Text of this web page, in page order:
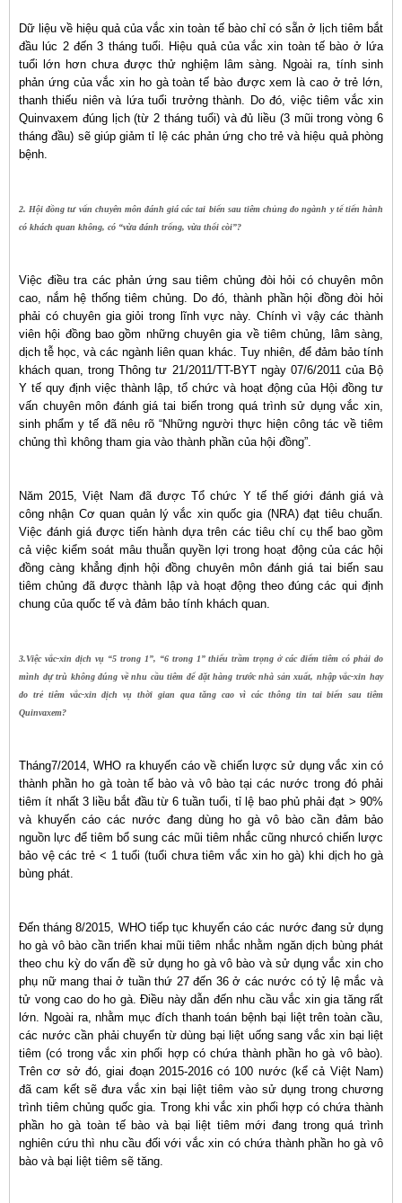
Dữ liệu về hiệu quả của vắc xin toàn tế bào chỉ có sẵn ở lịch tiêm bắt
đầu lúc 2 đến 3 tháng tuổi. Hiệu quả của vắc xin toàn tế bào ở lứa
tuổi lớn hơn chưa được thử nghiệm lâm sàng. Ngoài ra, tính sinh
phản ứng của vắc xin ho gà toàn tế bào được xem là cao ở trẻ lớn,
thanh thiếu niên và lứa tuổi trưởng thành. Do đó, việc tiêm vắc xin
Quinvaxem đúng lịch (từ 2 tháng tuổi) và đủ liều (3 mũi trong vòng 6
tháng đầu) sẽ giúp giảm tỉ lệ các phản ứng cho trẻ và hiệu quả phòng
bệnh.
2. Hội đồng tư vấn chuyên môn đánh giá các tai biến sau tiêm chủng do ngành y tế tiến hành
có khách quan không, có “vừa đánh trống, vừa thổi còi”?
Việc điều tra các phản ứng sau tiêm chủng đòi hỏi có chuyên môn
cao, nắm hệ thống tiêm chủng. Do đó, thành phần hội đồng đòi hỏi
phải có chuyên gia giỏi trong lĩnh vực này. Chính vì vậy các thành
viên hội đồng bao gồm những chuyên gia về tiêm chủng, lâm sàng,
dịch tễ học, và các ngành liên quan khác. Tuy nhiên, để đảm bảo tính
khách quan, trong Thông tư 21/2011/TT-BYT ngày 07/6/2011 của Bộ
Y tế quy định việc thành lập, tổ chức và hoạt động của Hội đồng tư
vấn chuyên môn đánh giá tai biến trong quá trình sử dụng vắc xin,
sinh phẩm y tế đã nêu rõ “Những người thực hiện công tác về tiêm
chủng thì không tham gia vào thành phần của hội đồng”.
Năm 2015, Việt Nam đã được Tổ chức Y tế thế giới đánh giá và
công nhận Cơ quan quản lý vắc xin quốc gia (NRA) đạt tiêu chuẩn.
Việc đánh giá được tiến hành dựa trên các tiêu chí cụ thể bao gồm
cả việc kiểm soát mâu thuẫn quyền lợi trong hoạt động của các hội
đồng càng khẳng định hội đồng chuyên môn đánh giá tai biến sau
tiêm chủng đã được thành lập và hoạt động theo đúng các qui định
chung của quốc tế và đảm bảo tính khách quan.
3.Việc vắc-xin dịch vụ “5 trong 1”, “6 trong 1” thiếu trầm trọng ở các điểm tiêm có phải do
mình dự trù không đúng về nhu cầu tiêm để đặt hàng trước nhà sản xuất, nhập vắc-xin hay
do trẻ tiêm vắc-xin dịch vụ thời gian qua tăng cao vì các thông tin tai biến sau tiêm
Quinvaxem?
Tháng7/2014, WHO ra khuyến cáo về chiến lược sử dụng vắc xin có
thành phần ho gà toàn tế bào và vô bào tại các nước trong đó phải
tiêm ít nhất 3 liều bắt đầu từ 6 tuần tuổi, tỉ lệ bao phủ phải đạt > 90%
và khuyến cáo các nước đang dùng ho gà vô bào cần đảm bảo
nguồn lực để tiêm bổ sung các mũi tiêm nhắc cũng nhưcó chiến lược
bảo vệ các trẻ < 1 tuổi (tuổi chưa tiêm vắc xin ho gà) khi dịch ho gà
bùng phát.
Đến tháng 8/2015, WHO tiếp tục khuyến cáo các nước đang sử dụng
ho gà vô bào cần triển khai mũi tiêm nhắc nhằm ngăn dịch bùng phát
theo chu kỳ do vấn đề sử dụng ho gà vô bào và sử dụng vắc xin cho
phụ nữ mang thai ở tuần thứ 27 đến 36 ở các nước có tỷ lệ mắc và
tử vong cao do ho gà. Điều này dẫn đến nhu cầu vắc xin gia tăng rất
lớn. Ngoài ra, nhằm mục đích thanh toán bệnh bại liệt trên toàn cầu,
các nước cần phải chuyển từ dùng bại liệt uống sang vắc xin bại liệt
tiêm (có trong vắc xin phối hợp có chứa thành phần ho gà vô bào).
Trên cơ sở đó, giai đoạn 2015-2016 có 100 nước (kể cả Việt Nam)
đã cam kết sẽ đưa vắc xin bại liệt tiêm vào sử dụng trong chương
trình tiêm chủng quốc gia. Trong khi vắc xin phối hợp có chứa thành
phần ho gà toàn tế bào và bại liệt tiêm mới đang trong quá trình
nghiên cứu thì nhu cầu đối với vắc xin có chứa thành phần ho gà vô
bào và bại liệt tiêm sẽ tăng.